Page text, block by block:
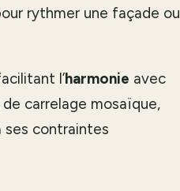
rythmer une façade ou
l’harmonie avec
carrelage mosaïque,
contraintes